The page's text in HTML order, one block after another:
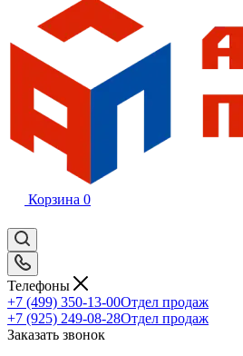
Корзина 0
Телефоны
+7 (499) 350-13-00Отдел продаж
+7 (925) 249-08-28Отдел продаж
Заказать звонок